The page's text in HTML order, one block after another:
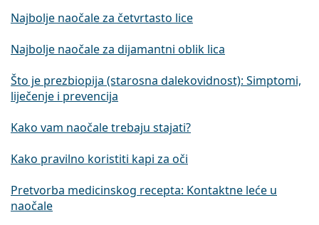
Najbolje naočale za četvrtasto lice
Najbolje naočale za dijamantni oblik lica
Što je prezbiopija (starosna dalekovidnost): Simptomi,
liječenje i prevencija
Kako vam naočale trebaju stajati?
Kako pravilno koristiti kapi za oči
Pretvorba medicinskog recepta: Kontaktne leće u
naočale